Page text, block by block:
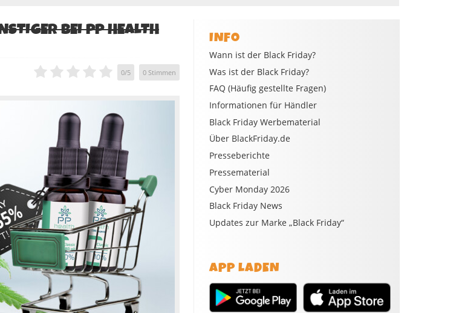
BEI PP HEALTH
0/5 0Stimmen
INFO
Wann ist der Black Friday?
Was ist der Black Friday?
FAQ (Häufig gestellte Fragen)
Informationen für Händler
Black Friday Werbematerial
Über BlackFriday.de
Presseberichte
Pressematerial
Cyber Monday 2026
Black Friday News
Updates zur Marke „Black Friday“
APP LADEN